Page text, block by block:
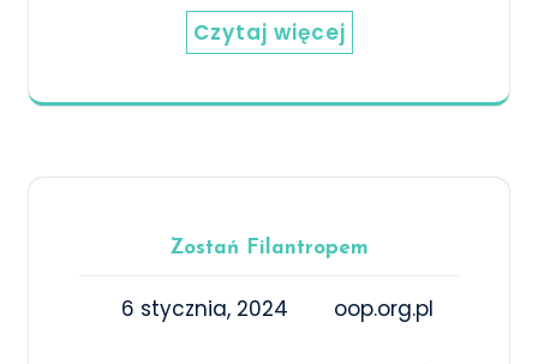
Czytaj więcej
Zostań Filantropem
6 stycznia, 2024 oop.org.pl